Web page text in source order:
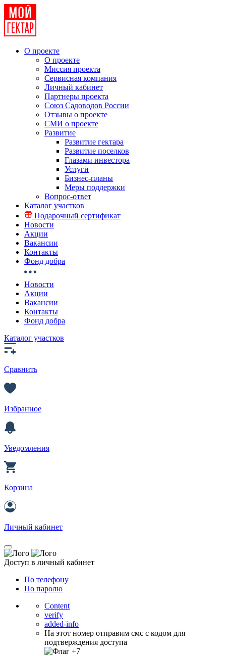
О проекте
О проекте
Миссия проекта
Сервисная компания
Личный кабинет
Партнеры проекта
Союз Садоводов России
Отзывы о проекте
СМИ о проекте
Развитие
Развитие гектара
Развитие поселков
Глазами инвестора
Услуги
Бизнес-планы
Меры поддержки
Вопрос-ответ
Каталог участков
Подарочный сертификат
Новости
Акции
Вакансии
Контакты
Фонд добра
Новости
Акции
Вакансии
Контакты
Фонд добра
Каталог участков
Сравнить
Избранное
Уведомления
Корзина
Личный кабинет
Доступ в личный кабинет
По телефону
По паролю
Content
verify
added-info
На этот номер отправим смс с кодом для
подтверждения доступа
+7